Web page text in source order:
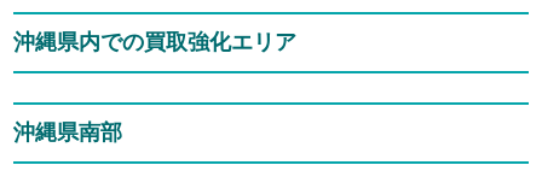
沖縄県内での買取強化エリア
沖縄県南部